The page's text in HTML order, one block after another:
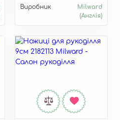
Виробник
Milward
(Англія)